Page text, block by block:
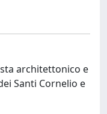
architettonico e
Santi Cornelio e